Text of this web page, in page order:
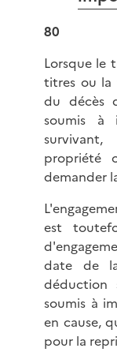
80
Lorsque le
titres ou la
du décès
soumis à
propriété
demander
est
date de
déduction
soumis à
en cause,
pour la